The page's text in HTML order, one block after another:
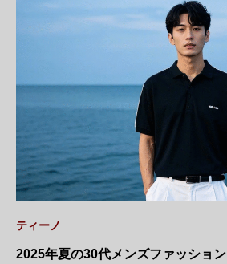
ティーノ
2025年夏の30代メンズファッション